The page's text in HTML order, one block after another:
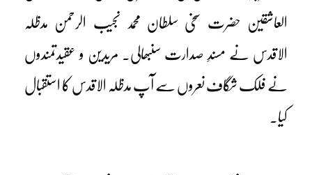
العاشقین حضرت سخی سلطان محمد نجیب الرحمن مدظلہ
الاقدس نے مسندِ صدارت سنبھالی۔ مریدین و عقیدتمندوں
نے فلک شگاف نعروں سے آپ مدظلہ الاقدس کا استقبال
کیا۔